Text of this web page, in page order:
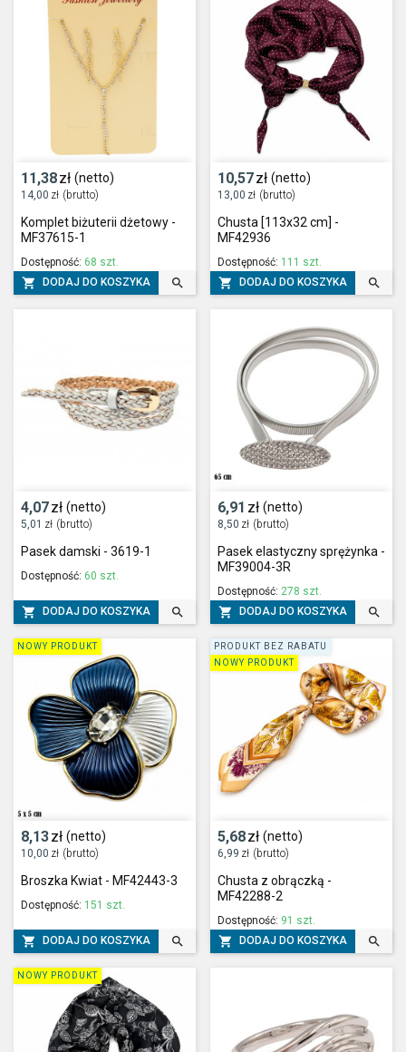
11,38zł (netto)
14,00 zł (brutto)
Komplet biżuterii dżetowy -
MF37615-1
Dostępność: 68 szt.
 DODAJ DO KOSZYKA 
10,57zł (netto)
13,00 zł (brutto)
Chusta [113x32 cm] -
MF42936
Dostępność: 111 szt.
 DODAJ DO KOSZYKA 
4,07zł (netto)
5,01 zł (brutto)
Pasek damski - 3619-1
Dostępność: 60 szt.
 DODAJ DO KOSZYKA 
6,91 zł (netto)
8,50 zł (brutto)
Pasek elastyczny sprężynka -
MF39004-3R
Dostępność: 278 szt.
 DODAJ DO KOSZYKA 
8,13zł (netto)
10,00 zł (brutto)
Broszka Kwiat - MF42443-3
Dostępność: 151 szt.
 DODAJ DO KOSZYKA 
NOWY PRODUKT
5,68zł (netto)
6,99 zł (brutto)
Chusta z obrączką -
MF42288-2
Dostępność: 91 szt.
 DODAJ DO KOSZYKA 
PRODUKT BEZ RABATU
NOWY PRODUKT
NOWY PRODUKT